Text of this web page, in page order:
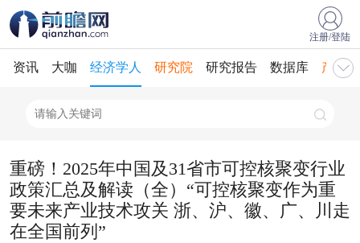
注册/登陆
资讯 大咖 经济学人 研究院 研究报告 数据库 产业
重磅！2025年中国及31省市可控核聚变行业
政策汇总及解读（全）“可控核聚变作为重
要未来产业技术攻关 浙、沪、徽、广、川走
在全国前列”